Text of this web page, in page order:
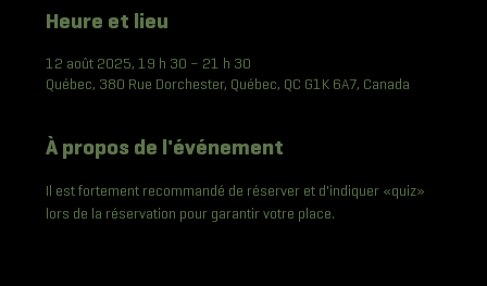
Heure et lieu
12 août 2025, 19 h 30 – 21 h 30
Québec, 380 Rue Dorchester, Québec, QC G1K 6A7, Canada
À propos de l'événement
Il est fortement recommandé de réserver et d'indiquer «quiz»
lors de la réservation pour garantir votre place.